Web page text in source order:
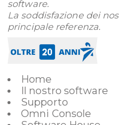
software.
La soddisfazione dei
principale referenza.
Home
Il nostro software
Supporto
Omni Console